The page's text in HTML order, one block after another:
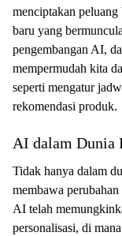
menciptakan
baru yang
pengembangan AI,
mempermudah kita
seperti mengatur
rekomendasi produk.
AI dalam Dunia
Tidak hanya dalam
membawa
AI telah
personalisasi, di